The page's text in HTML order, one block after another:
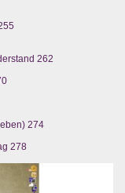
262
274
278